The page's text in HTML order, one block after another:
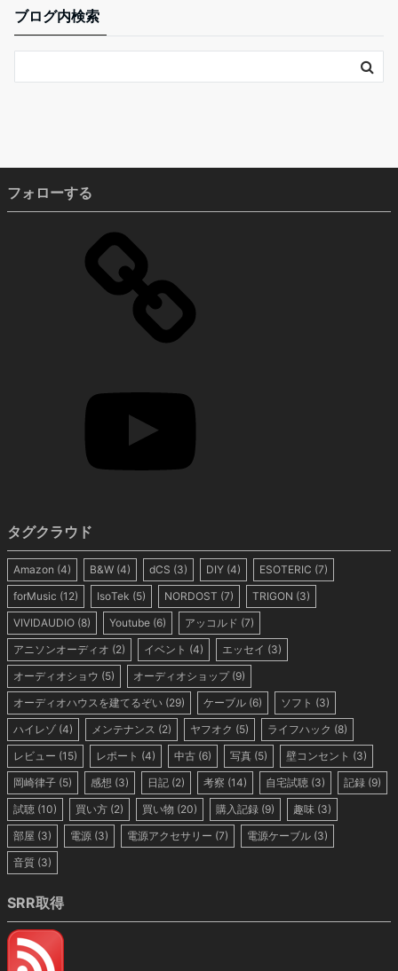
ブログ内検索
フォローする
タグクラウド
Amazon (4) B&W (4) dCS (3) DIY (4) ESOTERIC (7)
forMusic (12) IsoTek (5) NORDOST (7) TRIGON (3)
VIVIDAUDIO (8) Youtube (6) アッコルド (7)
アニソンオーディオ (2) イベント (4) エッセイ (3)
オーディオショウ (5) オーディオショップ(9)
オーディオハウスを建てるぞい (29) ケーブル (6) ソフト (3)
ハイレゾ (4) メンテナンス (2) ヤフオク (5) ライフハック (8)
レビュー (15) レポート (4) 中古 (6) 写真 (5) 壁コンセント (3)
岡崎律子 (5) 感想 (3) 日記 (2) 考察 (14) 自宅試聴 (3) 記録 (9)
試聴 (10) 買い方 (2) 買い物 (20) 購入記録 (9) 趣味 (3)
部屋 (3) 電源 (3) 電源アクセサリー (7) 電源ケーブル (3)
音質 (3)
SRR取得